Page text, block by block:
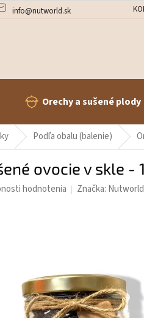
info@nutworld.sk
Orechy a sušené plody
Podľa obalu (balenie)
ovocie v skle -
hodnotenia Značka: